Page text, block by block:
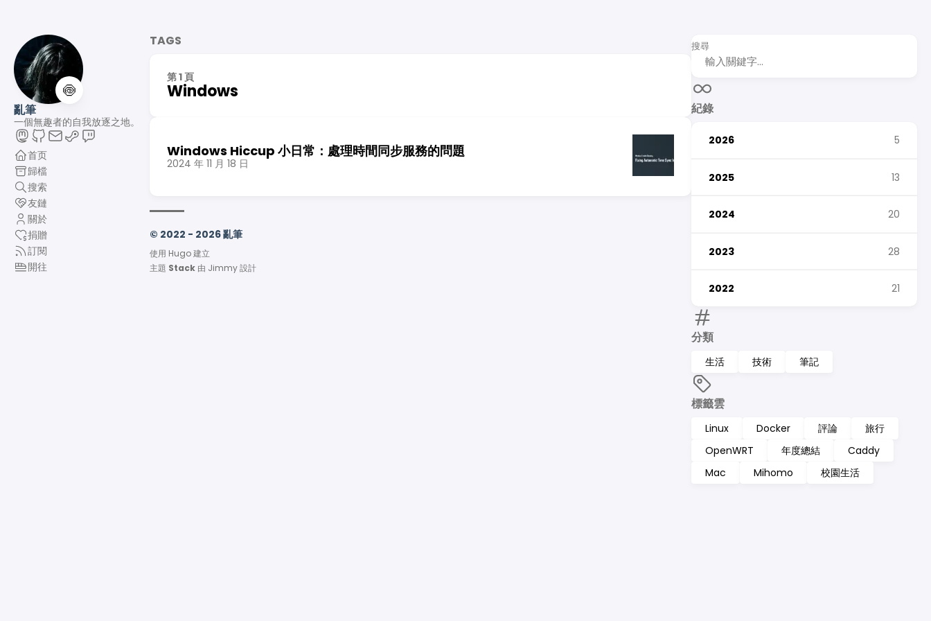
🍥
亂筆
一個無趣者的自我放逐之地。
首页
歸檔
搜索
友鏈
關於
捐贈
訂閱
開往
搜尋
紀錄
2026 5
2025 13
2024 20
2023 28
2022 21
分類
生活 技術 筆記
標籤雲
Linux Docker 評論
旅行
OpenWRT
年度總結
Caddy
Mac
Mihomo 校園生活
TAGS
第 1 頁
Windows
Windows Hiccup 小日常：處理時間同步服務的問題
2024 年 11 月 18 日
© 2022 - 2026 亂筆
使用 Hugo建立
主題 Stack由 Jimmy設計